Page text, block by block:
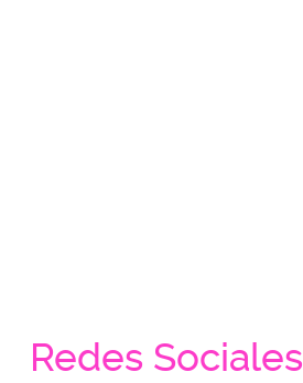
Redes Sociales